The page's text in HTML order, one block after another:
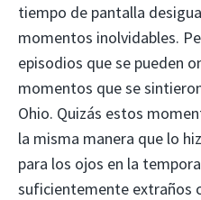
tiempo de pantalla
momentos inolvidables.
episodios que se pueden
momentos que se
Ohio. Quizás estos
la misma manera que lo
para los ojos en la
suficientemente extraños